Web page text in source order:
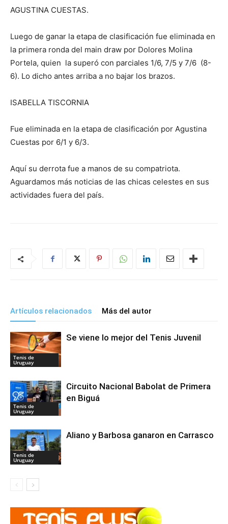
AGUSTINA CUESTAS.
Luego de ganar la etapa de clasificación fue eliminada en
la primera ronda del main draw por Dolores Molina
Portela, quien la superó con parciales 1/6, 7/5 y 7/6 (8-
6). Lo dicho antes arriba a no bajar los brazos.
ISABELLA TISCORNIA
Fue eliminada en la etapa de clasificación por Agustina
Cuestas por 6/1 y 6/3.
Aquí su derrota fue a manos de su compatriota.
Aguardamos más noticias de las chicas celestes en sus
actividades fuera del país.
Artículos relacionados Más del autor
Tenis de
Uruguay
Se viene lo mejor del Tenis Juvenil
Tenis de
Uruguay
Circuito Nacional Babolat de Primera
en Biguá
Tenis de
Uruguay
Aliano y Barbosa ganaron en Carrasco